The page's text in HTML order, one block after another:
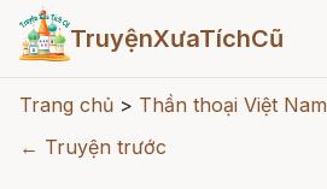
TruyệnXưaTíchCũ
Trang chủ > Thần thoại Việt Nam
← Truyện trước